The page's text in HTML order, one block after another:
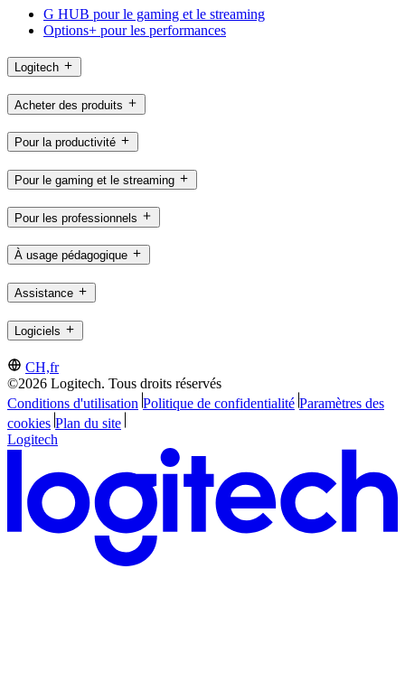
G HUB pour le gaming et le streaming
Options+ pour les performances
Logitech
Acheter des produits
Pour la productivité
Pour le gaming et le streaming
Pour les professionnels
À usage pédagogique
Assistance
Logiciels
CH,fr
©2026 Logitech. Tous droits réservés
Conditions d'utilisation Politique de confidentialité Paramètres des
cookies Plan du site
Logitech